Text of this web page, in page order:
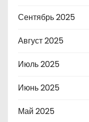
Сентябрь 2025
Август 2025
Июль 2025
Июнь 2025
Май 2025